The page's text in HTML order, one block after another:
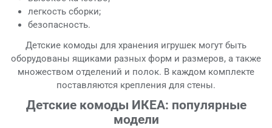
легкость сборки;
безопасность.
Детские комоды для хранения игрушек могут быть
оборудованы ящиками разных форм и размеров, а также
множеством отделений и полок. В каждом комплекте
поставляются крепления для стены.
Детские комоды ИКЕА: популярные
модели